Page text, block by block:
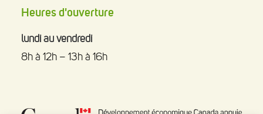
Heures d'ouverture
lundi au vendredi
8h à 12h – 13h à 16h